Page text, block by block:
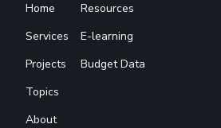
Home
Services
Projects
Topics
About
Resources
E-learning
Budget Data